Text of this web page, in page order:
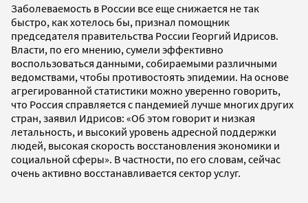
Заболеваемость в России все еще снижается не так
быстро, как хотелось бы, признал помощник
председателя правительства России Георгий Идрисов.
Власти, по его мнению, сумели эффективно
воспользоваться данными, собираемыми различными
ведомствами, чтобы противостоять эпидемии. На основе
агрегированной статистики можно уверенно говорить,
что Россия справляется с пандемией лучше многих других
стран, заявил Идрисов: «Об этом говорит и низкая
летальность, и высокий уровень адресной поддержки
людей, высокая скорость восстановления экономики и
социальной сферы». В частности, по его словам, сейчас
очень активно восстанавливается сектор услуг.